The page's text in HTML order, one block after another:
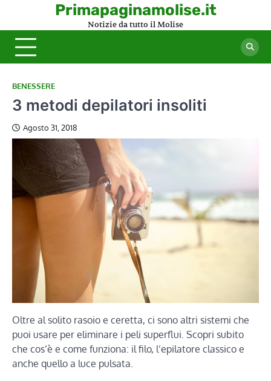
content
Primapaginamolise.it
Notizie da tutto il Molise
BENESSERE
3 metodi depilatori insoliti
Agosto 31, 2018
Oltre al solito rasoio e ceretta, ci sono altri sistemi che
puoi usare per eliminare i peli superflui. Scopri subito
che cos’è e come funziona: il filo, l’epilatore classico e
anche quello a luce pulsata.